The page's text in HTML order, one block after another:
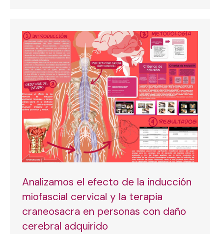
Analizamos el efecto de la inducción
miofascial cervical y la terapia
craneosacra en personas con daño
cerebral adquirido